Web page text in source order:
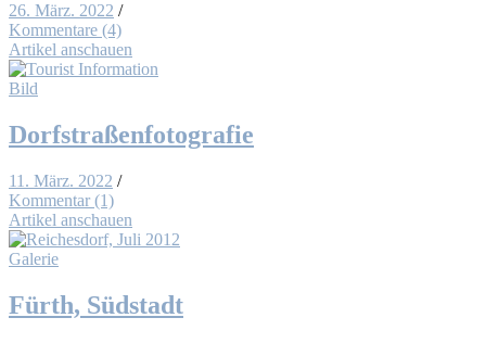
26. März. 2022 /
Kommentare (4)
Artikel anschauen
Bild
Dorf­stra­ßen­fo­to­gra­fie
11. März. 2022 /
Kommentar (1)
Artikel anschauen
Galerie
Fürth, Süd­stadt